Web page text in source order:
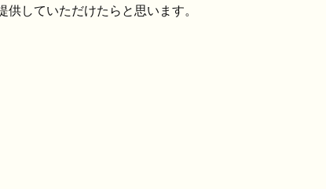
していただけたらと思います。